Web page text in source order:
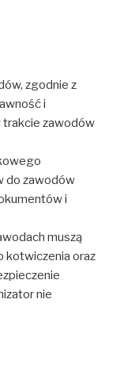
zgodnie z
i
trakcie zawodów
do zawodów
i
muszą
kotwiczenia oraz
nie